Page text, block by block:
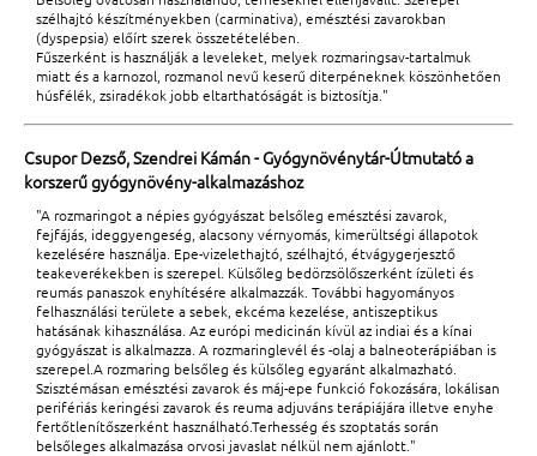
szélhajtó készítményekben (carminativa), emésztési zavarokban
(dyspepsia) előírt szerek összetételében.
Fűszerként is használják a leveleket, melyek rozmaringsav-tartalmuk
miatt és a karnozol, rozmanol nevű keserű diterpéneknek köszönhetően
húsfélék, zsiradékok jobb eltarthatóságát is biztosítja."
Csupor Dezső, Szendrei Kámán - Gyógynövénytár-Útmutató a
korszerű gyógynövény-alkalmazáshoz
"A rozmaringot a népies gyógyászat belsőleg emésztési zavarok,
fejfájás, ideggyengeség, alacsony vérnyomás, kimerültségi állapotok
kezelésére használja. Epe-vizelethajtó, szélhajtó, étvágygerjesztő
teakeverékekben is szerepel. Külsőleg bedörzsölőszerként ízületi és
reumás panaszok enyhítésére alkalmazzák. További hagyományos
felhasználási területe a sebek, ekcéma kezelése, antiszeptikus
hatásának kihasználása. Az európi medicinán kívül az indiai és a kínai
gyógyászat is alkalmazza. A rozmaringlevél és -olaj a balneoterápiában is
szerepel.A rozmaring belsőleg és külsőleg egyaránt alkalmazható.
Szisztémásan emésztési zavarok és máj-epe funkció fokozására, lokálisan
perifériás keringési zavarok és reuma adjuváns terápiájára illetve enyhe
fertőtlenítőszerként használható.Terhesség és szoptatás során
belsőleges alkalmazása orvosi javaslat nélkül nem ajánlott."